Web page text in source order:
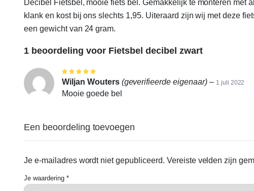
Decibel Fietsbel, mooie fiets bel. Gemakkelijk te monteren met
klank en kost bij ons slechts 1,95. Uiteraard zijn wij met deze
een gewicht van 24 gram.
1 beoordeling voor Fietsbel decibel zwart
5uit 5
Wiljan Wouters (geverifieerde eigenaar) – 1 juli 2022
Mooie goede bel
Een beoordeling toevoegen
Je e-mailadres wordt niet gepubliceerd. Vereiste velden zijn
Je waardering *